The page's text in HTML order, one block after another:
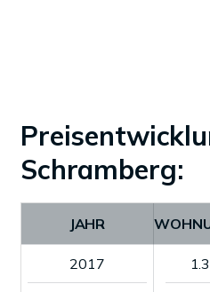
Schramberg:
JAHR
2017